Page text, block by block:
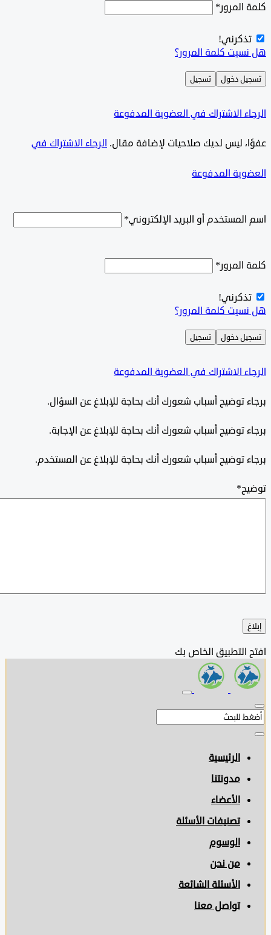
*
كلمة المرور؟
دخول تسجيل
الاشتراك في العضوية المدفوعة
ليس لديك صلاحيات لإضافة مقال.الرجاء الاشتراك في
المدفوعة
أو البريد الإلكتروني*
*
كلمة المرور؟
دخول تسجيل
الاشتراك في العضوية المدفوعة
توضيح أسباب شعورك أنك بحاجة للإبلاغ عن السؤال.
توضيح أسباب شعورك أنك بحاجة للإبلاغ عن الإجابة.
توضيح أسباب شعورك أنك بحاجة للإبلاغ عن المستخدم.
*
التطبيق الخاص بك
الرئيسية
مدونتنا
الأعضاء
تصنيفات الأسئلة
الوسوم
من نحن
الأسئلة الشائعة
تواصل معنا